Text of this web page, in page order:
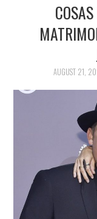
FINANCE
TECHNOLOGY
AUGUST 21,